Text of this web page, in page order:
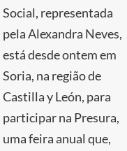
Social, representada
pela Alexandra Neves,
está desde ontem em
Soria, na região de
Castilla y León, para
participar na Presura,
uma feira anual que,